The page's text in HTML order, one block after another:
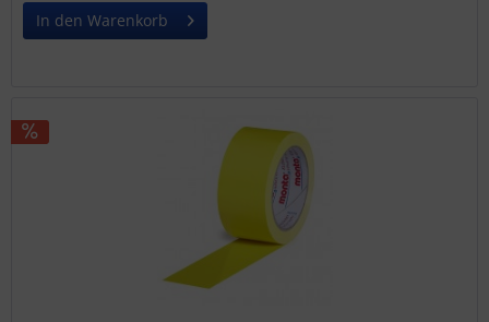
In den Warenkorb